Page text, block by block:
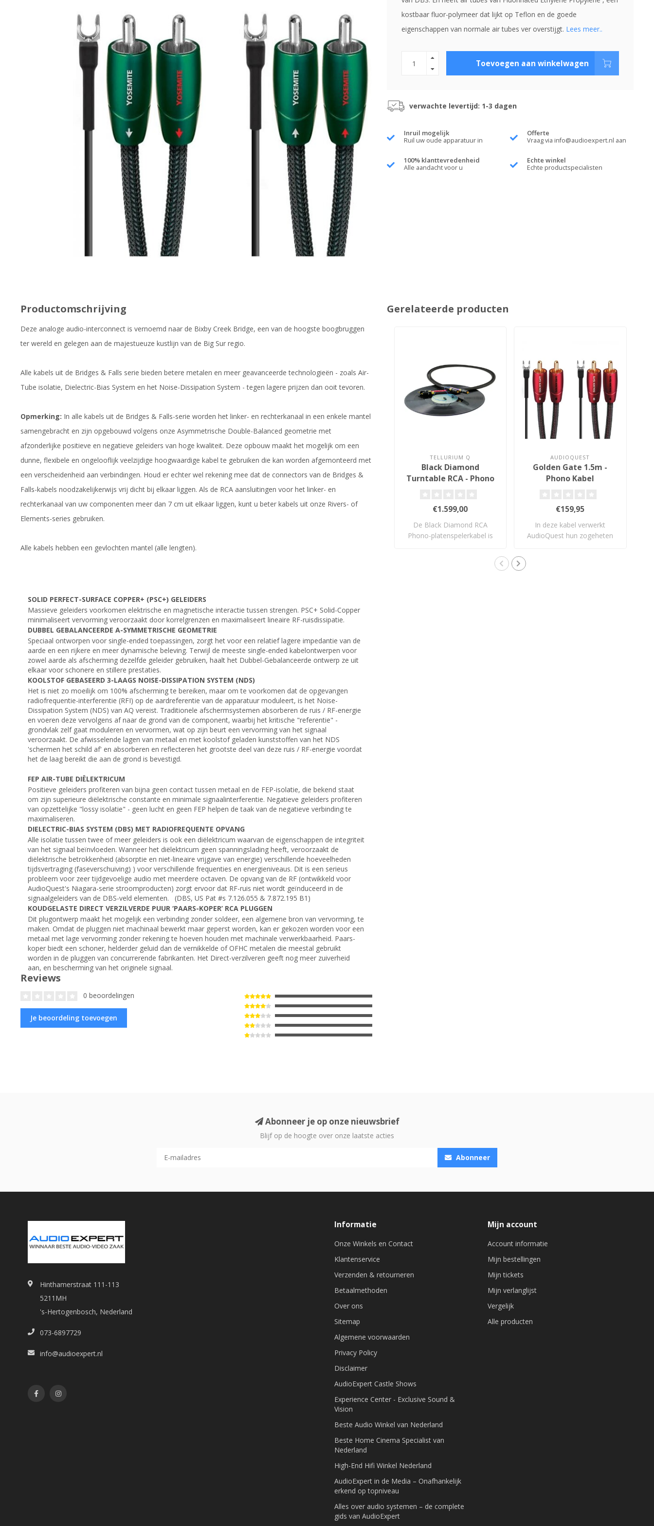
kostbaar fluor-polymeer dat lijkt op Teflon en de goede
eigenschappen van normale air tubes ver overstijgt. Lees meer..
Toevoegen aan winkelwagen
verwachte levertijd: 1-3 dagen
Inruil mogelijk
Ruil uw oude apparatuur in
Offerte
Vraag via info@audioexpert.nl aan
100% klanttevredenheid
Alle aandacht voor u
Echte winkel
Echte productspecialisten
Productomschrijving
Deze analoge audio-interconnect is vernoemd naar de Bixby Creek Bridge, een van de hoogste boogbruggen
ter wereld en gelegen aan de majestueuze kustlijn van de Big Sur regio.
Alle kabels uit de Bridges & Falls serie bieden betere metalen en meer geavanceerde technologieën - zoals Air-
Tube isolatie, Dielectric-Bias System en het Noise-Dissipation System - tegen lagere prijzen dan ooit tevoren.
Opmerking: In alle kabels uit de Bridges & Falls-serie worden het linker- en rechterkanaal in een enkele mantel
samengebracht en zijn opgebouwd volgens onze Asymmetrische Double-Balanced geometrie met
afzonderlijke positieve en negatieve geleiders van hoge kwaliteit. Deze opbouw maakt het mogelijk om een
dunne, flexibele en ongelooflijk veelzijdige hoogwaardige kabel te gebruiken die kan worden afgemonteerd met
een verscheidenheid aan verbindingen. Houd er echter wel rekening mee dat de connectors van de Bridges &
Falls-kabels noodzakelijkerwijs vrij dicht bij elkaar liggen. Als de RCA aansluitingen voor het linker- en
rechterkanaal van uw componenten meer dan 7 cm uit elkaar liggen, kunt u beter kabels uit onze Rivers- of
Elements-series gebruiken.
Alle kabels hebben een gevlochten mantel (alle lengten).
SOLID PERFECT-SURFACE COPPER+ (PSC+) GELEIDERS
Massieve geleiders voorkomen elektrische en magnetische interactie tussen strengen. PSC+ Solid-Copper
minimaliseert vervorming veroorzaakt door korrelgrenzen en maximaliseert lineaire RF-ruisdissipatie.
DUBBEL GEBALANCEERDE A-SYMMETRISCHE GEOMETRIE
Speciaal ontworpen voor single-ended toepassingen, zorgt het voor een relatief lagere impedantie van de
aarde en een rijkere en meer dynamische beleving. Terwijl de meeste single-ended kabelontwerpen voor
zowel aarde als afscherming dezelfde geleider gebruiken, haalt het Dubbel-Gebalanceerde ontwerp ze uit
elkaar voor schonere en stillere prestaties.
KOOLSTOF GEBASEERD 3-LAAGS NOISE-DISSIPATION SYSTEM (NDS)
Het is niet zo moeilijk om 100% afscherming te bereiken, maar om te voorkomen dat de opgevangen
radiofrequentie-interferentie (RFI) op de aardreferentie van de apparatuur moduleert, is het Noise-
Dissipation System (NDS) van AQ vereist. Traditionele afschermsystemen absorberen de ruis / RF-energie
en voeren deze vervolgens af naar de grond van de component, waarbij het kritische "referentie" -
grondvlak zelf gaat moduleren en vervormen, wat op zijn beurt een vervorming van het signaal
veroorzaakt. De afwisselende lagen van metaal en met koolstof geladen kunststoffen van het NDS
'schermen het schild af' en absorberen en reflecteren het grootste deel van deze ruis / RF-energie voordat
het de laag bereikt die aan de grond is bevestigd.
FEP AIR-TUBE DIËLEKTRICUM
Positieve geleiders profiteren van bijna geen contact tussen metaal en de FEP-isolatie, die bekend staat
om zijn superieure diëlektrische constante en minimale signaalinterferentie. Negatieve geleiders profiteren
van opzettelijke "lossy isolatie" - geen lucht en geen FEP helpen de taak van de negatieve verbinding te
maximaliseren.
DIELECTRIC-BIAS SYSTEM (DBS) MET RADIOFREQUENTE OPVANG
Alle isolatie tussen twee of meer geleiders is ook een diëlektricum waarvan de eigenschappen de integriteit
van het signaal beïnvloeden. Wanneer het diëlektricum geen spanningslading heeft, veroorzaakt de
diëlektrische betrokkenheid (absorptie en niet-lineaire vrijgave van energie) verschillende hoeveelheden
tijdsvertraging (faseverschuiving) ) voor verschillende frequenties en energieniveaus. Dit is een serieus
probleem voor zeer tijdgevoelige audio met meerdere octaven. De opvang van de RF (ontwikkeld voor
AudioQuest's Niagara-serie stroomproducten) zorgt ervoor dat RF-ruis niet wordt geïnduceerd in de
signaalgeleiders van de DBS-veld elementen. (DBS, US Pat #s 7.126.055 & 7.872.195 B1)
KOUDGELASTE DIRECT VERZILVERDE PUUR ‘PAARS-KOPER’ RCA PLUGGEN
Dit plugontwerp maakt het mogelijk een verbinding zonder soldeer, een algemene bron van vervorming, te
maken. Omdat de pluggen niet machinaal bewerkt maar geperst worden, kan er gekozen worden voor een
metaal met lage vervorming zonder rekening te hoeven houden met machinale verwerkbaarheid. Paars-
koper biedt een schoner, helderder geluid dan de vernikkelde of OFHC metalen die meestal gebruikt
worden in de pluggen van concurrerende fabrikanten. Het Direct-verzilveren geeft nog meer zuiverheid
aan, en bescherming van het originele signaal.
Reviews
0 beoordelingen
Je beoordeling toevoegen
Gerelateerde producten
TELLURIUM Q
Black Diamond
Turntable RCA - Phono
€1.599,00
De Black Diamond RCA
Phono-platenspelerkabel is
AUDIOQUEST
Golden Gate 1.5m -
Phono Kabel
€159,95
In deze kabel verwerkt
AudioQuest hun zogeheten
Abonneer je op onze nieuwsbrief
Blijf op de hoogte over onze laatste acties
Abonneer
Hinthamerstraat 111-113
5211MH
's-Hertogenbosch, Nederland
073-6897729
info@audioexpert.nl
Informatie
Onze Winkels en Contact
Klantenservice
Verzenden & retourneren
Betaalmethoden
Over ons
Sitemap
Algemene voorwaarden
Privacy Policy
Disclaimer
AudioExpert Castle Shows
Experience Center - Exclusive Sound &
Vision
Beste Audio Winkel van Nederland
Beste Home Cinema Specialist van
Nederland
High-End Hifi Winkel Nederland
AudioExpert in de Media – Onafhankelijk
erkend op topniveau
Alles over audio systemen – de complete
gids van AudioExpert
Mijn account
Account informatie
Mijn bestellingen
Mijn tickets
Mijn verlanglijst
Vergelijk
Alle producten